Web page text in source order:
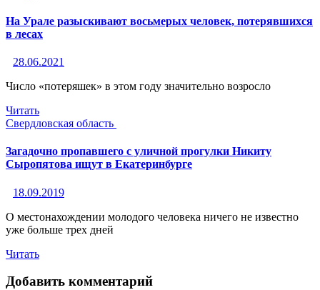
На Урале разыскивают восьмерых человек, потерявшихся
в лесах
28.06.2021
Число «потеряшек» в этом году значительно возросло
Читать
Свердловская область
Загадочно пропавшего с уличной прогулки Никиту
Сыропятова ищут в Екатеринбурге
18.09.2019
О местонахождении молодого человека ничего не известно
уже больше трех дней
Читать
Добавить комментарий